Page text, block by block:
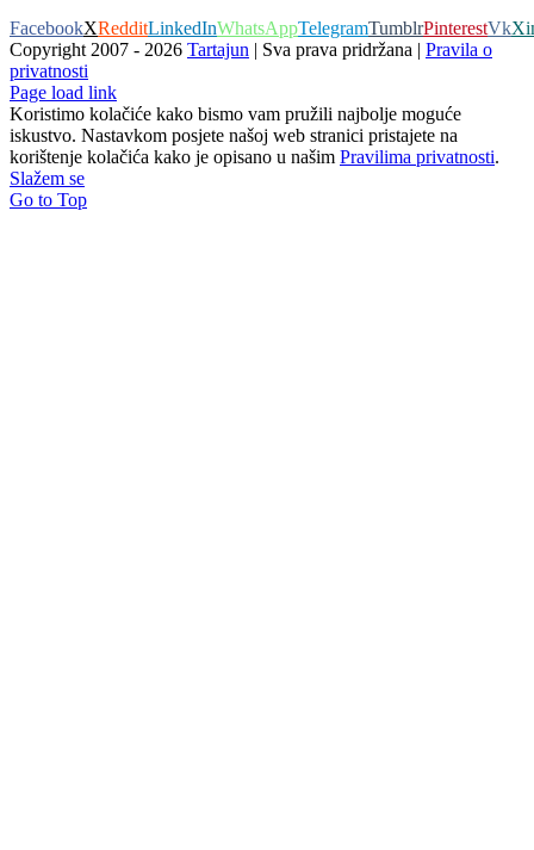
FacebookXRedditLinkedInWhatsAppTelegramTumblrPinterestVk
Copyright 2007 - 2026 Tartajun | Sva prava pridržana | Pravila o
privatnosti
Page load link
Koristimo kolačiće kako bismo vam pružili najbolje moguće
iskustvo. Nastavkom posjete našoj web stranici pristajete na
korištenje kolačića kako je opisano u našim Pravilima privatnosti.
Slažem se
Go to Top